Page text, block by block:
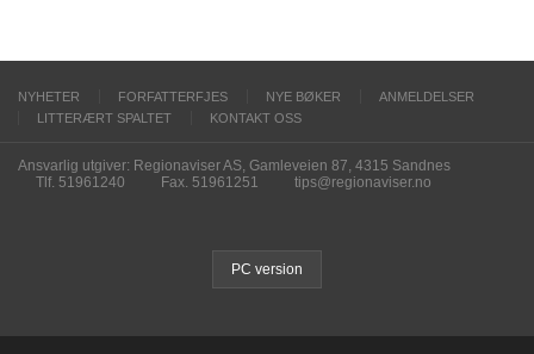
NYHETER FORFATTERFJES NYE BØKER
ANMELDELSER
LITTERÆRT SPALTET
KONTAKT OSS
Ansvarlig utgiver: Regionaviser AS, Gamleveien 87, 4315 Sandnes
Tlf. 51961240
Fax. 51961251 tips@regionaviser.no
PC version